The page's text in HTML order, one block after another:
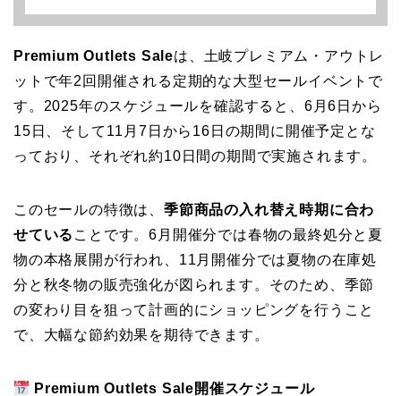
Premium Outlets Saleは、土岐プレミアム・アウトレ
ットで年2回開催される定期的な大型セールイベントで
す。2025年のスケジュールを確認すると、6月6日から
15日、そして11月7日から16日の期間に開催予定とな
っており、それぞれ約10日間の期間で実施されます。
このセールの特徴は、 季節商品の入れ替え時期に合わ
せている ことです。6月開催分では春物の最終処分と夏
物の本格展開が行われ、11月開催分では夏物の在庫処
分と秋冬物の販売強化が図られます。そのため、季節
の変わり目を狙って計画的にショッピングを行うこと
で、大幅な節約効果を期待できます。
Premium Outlets Sale開催スケジュール